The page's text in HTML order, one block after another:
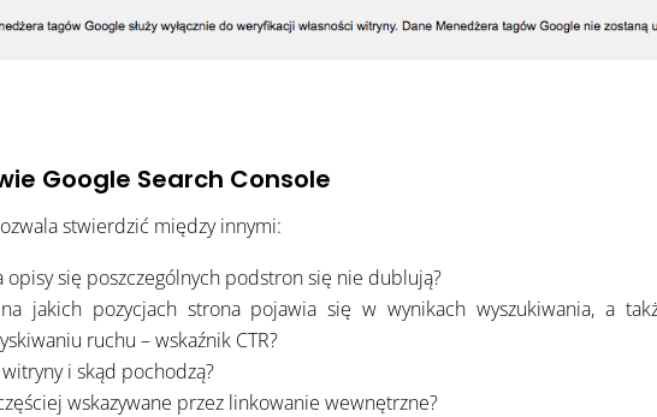
Google Search Console
stwierdzić między innymi:
opisy się poszczególnych podstron się nie dublują?
jakich pozycjach strona pojawia się w wynikach wyszukiwania, a
ruchu – wskaźnik CTR?
i skąd pochodzą?
wskazywane przez linkowanie wewnętrzne?